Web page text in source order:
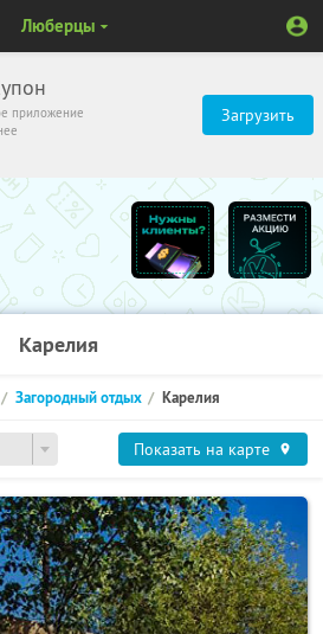
приложение
Загрузить
Люберцы
Карелия
Загородный отдых Карелия
Показать на карте